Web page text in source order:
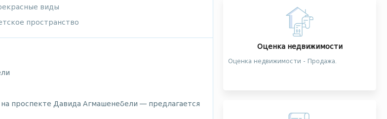
виды
пространство
проспекте Давида Агмашенебели — предлагается
Оценка недвижимости
Оценка недвижимости - Продажа.